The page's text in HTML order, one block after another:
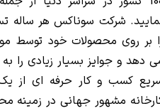
شرکت سوناکس هر ساله
بر روی محصولات خود توسط
دهد و جوایز بسیار زیادی را
کسب و کار حرفه ای از
مشهور جهانی در زمینه